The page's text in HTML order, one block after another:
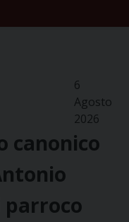
6
Agosto
2026
canonico
parroco